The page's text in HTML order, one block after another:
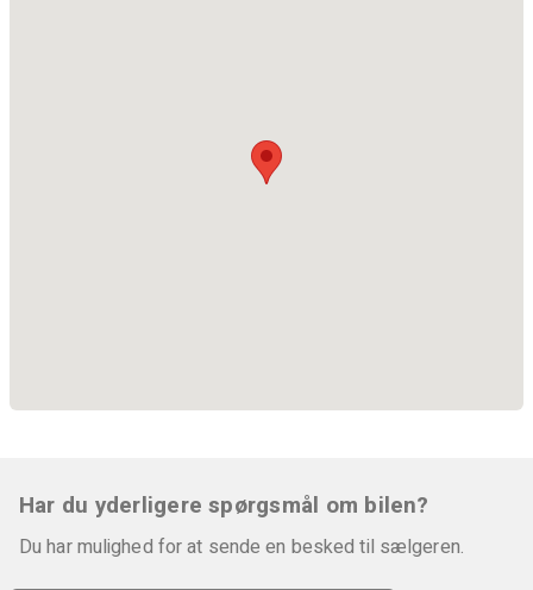
Har du yderligere spørgsmål om bilen?
Du har mulighed for at sende en besked til sælgeren.